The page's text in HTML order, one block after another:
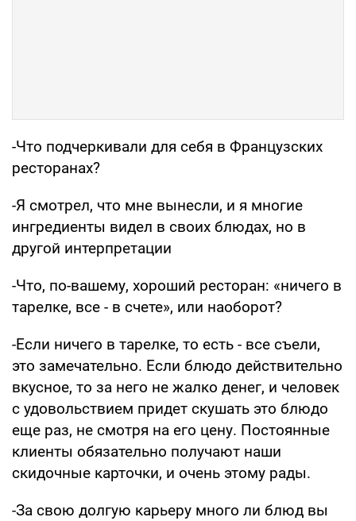
-Что подчеркивали для себя в Французских
ресторанах?
-Я смотрел, что мне вынесли, и я многие
ингредиенты видел в своих блюдах, но в
другой интерпретации
-Что, по-вашему, хороший ресторан: «ничего в
тарелке, все - в счете», или наоборот?
-Если ничего в тарелке, то есть - все съели,
это замечательно. Если блюдо действительно
вкусное, то за него не жалко денег, и человек
с удовольствием придет скушать это блюдо
еще раз, не смотря на его цену. Постоянные
клиенты обязательно получают наши
скидочные карточки, и очень этому рады.
-За свою долгую карьеру много ли блюд вы